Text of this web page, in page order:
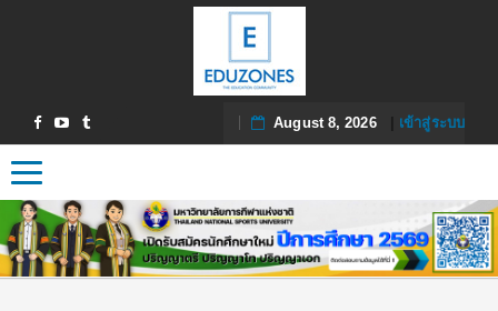
August 8, 2026| เข้าสู่ระบบ
Toggle navigation